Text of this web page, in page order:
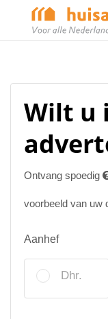
Wilt u
Ontvang spoedig
voorbeeld van uw
Aanhef
Dhr.